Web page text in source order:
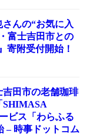
んの“お気に入
富士吉田市との
寄附受付開始！
田市の老舗珈琲
SHIMASA
ビス「わらふる
– 時事ドットコム